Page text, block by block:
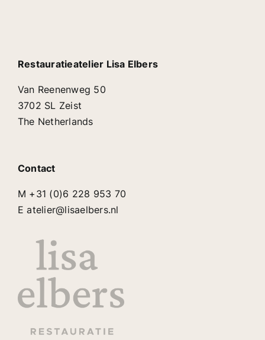
Restauratieatelier Lisa Elbers
Van Reenenweg 50
3702 SL Zeist
The Netherlands
Contact
M +31 (0)6 228 953 70
E atelier@lisaelbers.nl